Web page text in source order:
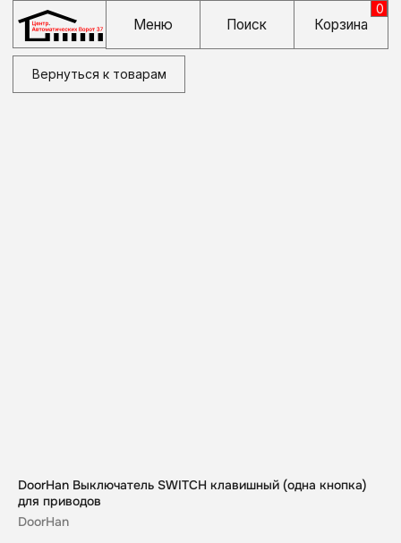
Корзина
Вернуться к товарам
DoorHan Выключатель SWITCH клавишный (одна кнопка)
для приводов
DoorHan